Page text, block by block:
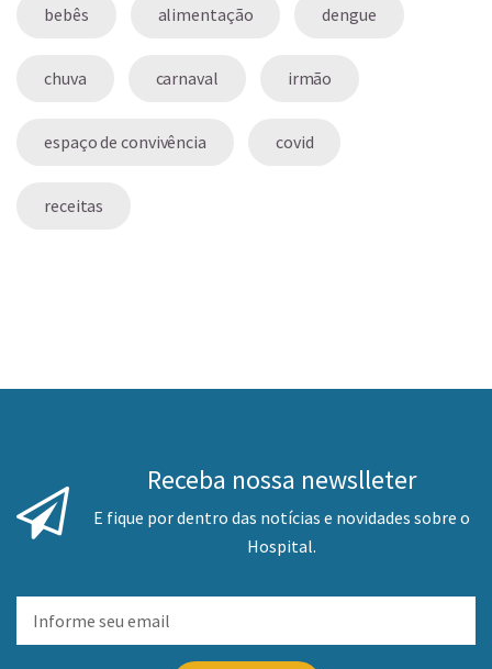
bebês alimentação dengue
chuva carnaval irmão
espaço de convivência covid
receitas
Receba nossa newslleter
E fique por dentro das notícias e novidades sobre o
Hospital.